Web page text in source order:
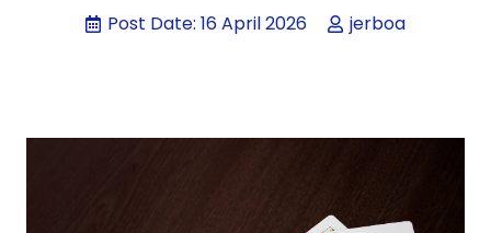
Post Date: 16 April 2026 jerboa